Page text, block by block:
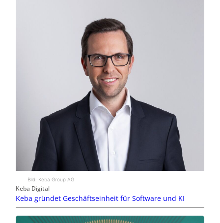
Bild: Keba Group AG
Keba Digital
Keba gründet Geschäftseinheit für Software und KI